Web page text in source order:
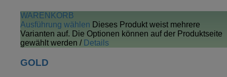
WARENKORB
Ausführung wählen Dieses Produkt weist mehrere
Varianten auf. Die Optionen können auf der Produktseite
gewählt werden / Details
GOLD